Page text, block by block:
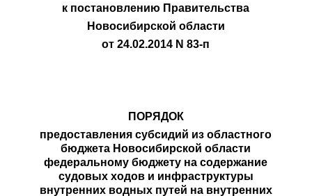
к постановлению Правительства
Новосибирской области
от 24.02.2014 N 83-п
ПОРЯДОК
предоставления субсидий из областного
бюджета Новосибирской области
федеральному бюджету на содержание
судовых ходов и инфраструктуры
внутренних водных путей на внутренних